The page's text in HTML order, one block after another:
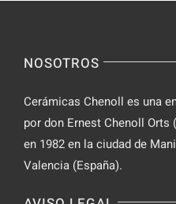
NOSOTROS
Cerámicas Chenoll es una
por don Ernest Chenoll Orts
en 1982 en la ciudad de
Valencia (España).